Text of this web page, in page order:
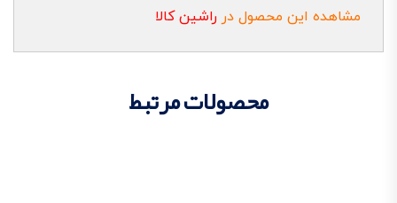
مشاهده این محصول در راشین کالا
محصولات مرتبط